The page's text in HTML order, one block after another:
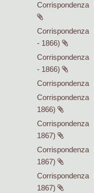
Corrispondenza
Corrispondenza
- 1866)
Corrispondenza
- 1866)
Corrispondenza
Corrispondenza
1866)
Corrispondenza
1867)
Corrispondenza
1867)
Corrispondenza
1867)